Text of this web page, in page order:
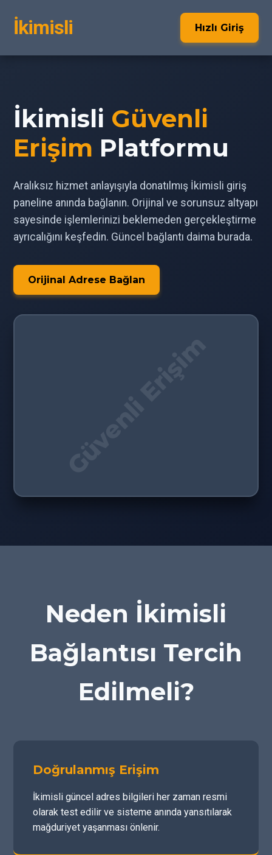
İkimisli Hızlı Giriş
İkimisli Güvenli
Erişim Platformu
Aralıksız hizmet anlayışıyla donatılmış İkimisli giriş
paneline anında bağlanın. Orijinal ve sorunsuz altyapı
sayesinde işlemlerinizi beklemeden gerçekleştirme
ayrıcalığını keşfedin. Güncel bağlantı daima burada.
Orijinal Adrese Bağlan
Neden İkimisli
Bağlantısı Tercih
Edilmeli?
Doğrulanmış Erişim
İkimisli güncel adres bilgileri her zaman resmi
olarak test edilir ve sisteme anında yansıtılarak
mağduriyet yaşanması önlenir.